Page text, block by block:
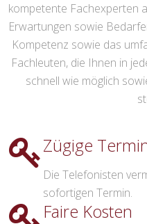
kompetente Fachexperten
Erwartungen sowie
Kompetenz sowie das
Fachleuten, die Ihnen in
schnell wie möglich
Zügige
Die Telefonisten
sofortigen Termin.
Faire Kosten